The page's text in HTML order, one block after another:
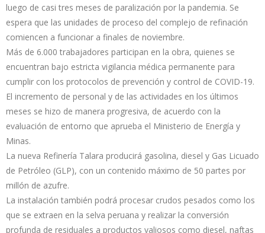
luego de casi tres meses de paralización por la pandemia. Se
espera que las unidades de proceso del complejo de refinación
comiencen a funcionar a finales de noviembre.
Más de 6.000 trabajadores participan en la obra, quienes se
encuentran bajo estricta vigilancia médica permanente para
cumplir con los protocolos de prevención y control de COVID-19.
El incremento de personal y de las actividades en los últimos
meses se hizo de manera progresiva, de acuerdo con la
evaluación de entorno que aprueba el Ministerio de Energía y
Minas.
La nueva Refinería Talara producirá gasolina, diesel y Gas Licuado
de Petróleo (GLP), con un contenido máximo de 50 partes por
millón de azufre.
La instalación también podrá procesar crudos pesados como los
que se extraen en la selva peruana y realizar la conversión
profunda de residuales a productos valiosos como diesel, naftas